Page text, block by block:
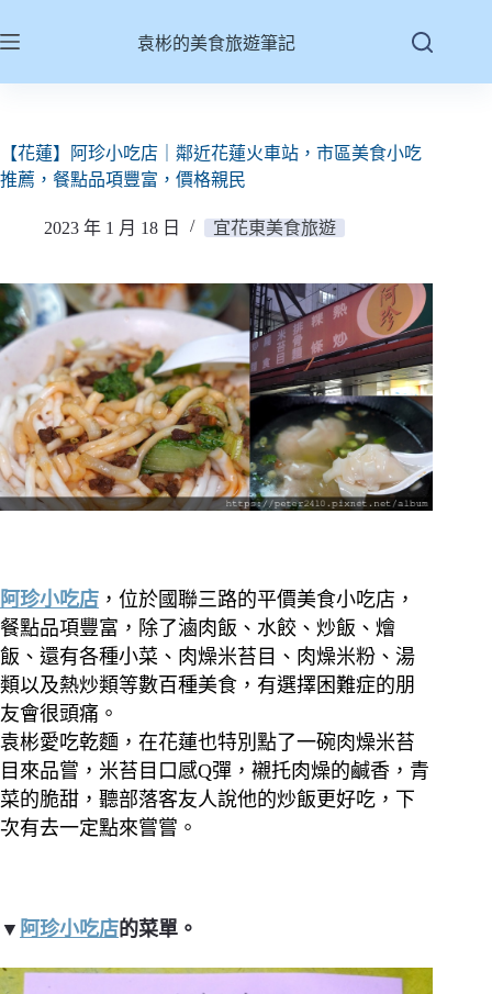
至
容
袁彬的美食旅遊筆記
【花蓮】阿珍小吃店｜鄰近花蓮火車站，市區美食小吃
推薦，餐點品項豐富，價格親民
2023 年 1 月 18 日 宜花東美食旅遊
阿珍小吃店 ，位於國聯三路的平價美食小吃店，
餐點品項豐富，除了滷肉飯、水餃、炒飯、燴
飯、還有各種小菜、肉燥米苔目、肉燥米粉、湯
類以及熱炒類等數百種美食，有選擇困難症的朋
友會很頭痛。
袁彬愛吃乾麵，在花蓮也特別點了一碗肉燥米苔
目來品嘗，米苔目口感Q彈，襯托肉燥的鹹香，青
菜的脆甜，聽部落客友人說他的炒飯更好吃，下
次有去一定點來嘗嘗。
▼ 阿珍小吃店的菜單。